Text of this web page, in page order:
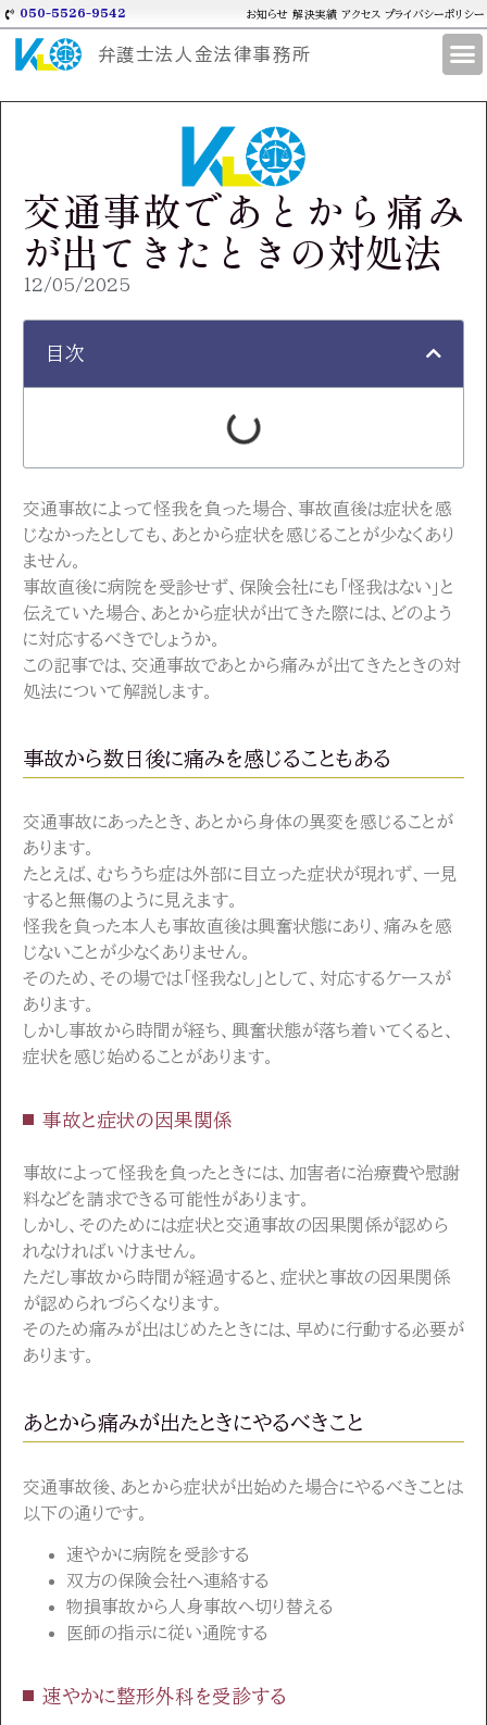
050-5526-9542 お知らせ 解決実績 アクセス プライバシーポリシー
弁護士法人金法律事務所
交通事故であとから痛み
が出てきたときの対処法
12/05/2025
目次
交通事故によって怪我を負った場合、事故直後は症状を感
じなかったとしても、あとから症状を感じることが少なくあり
ません。
事故直後に病院を受診せず、保険会社にも「怪我はない」と
伝えていた場合、あとから症状が出てきた際には、どのよう
に対応するべきでしょうか。
この記事では、交通事故であとから痛みが出てきたときの対
処法について解説します。
事故から数日後に痛みを感じることもある
交通事故にあったとき、あとから身体の異変を感じることが
あります。
たとえば、むちうち症は外部に目立った症状が現れず、一見
すると無傷のように見えます。
怪我を負った本人も事故直後は興奮状態にあり、痛みを感
じないことが少なくありません。
そのため、その場では「怪我なし」として、対応するケースが
あります。
しかし事故から時間が経ち、興奮状態が落ち着いてくると、
症状を感じ始めることがあります。
事故と症状の因果関係
事故によって怪我を負ったときには、加害者に治療費や慰謝
料などを請求できる可能性があります。
しかし、そのためには症状と交通事故の因果関係が認めら
れなければいけません。
ただし事故から時間が経過すると、症状と事故の因果関係
が認められづらくなります。
そのため痛みが出はじめたときには、早めに行動する必要が
あります。
あとから痛みが出たときにやるべきこと
交通事故後、あとから症状が出始めた場合にやるべきことは
以下の通りです。
速やかに病院を受診する
双方の保険会社へ連絡する
物損事故から人身事故へ切り替える
医師の指示に従い通院する
速やかに整形外科を受診する